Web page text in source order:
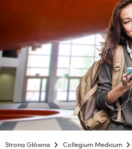
Strona Główna Collegium Medicum